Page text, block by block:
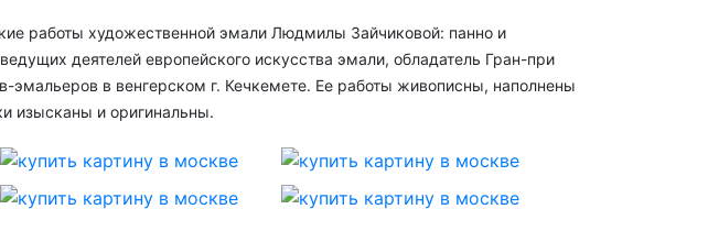
работы художественной эмали Людмилы Зайчиковой: панно и
деятелей европейского искусства эмали, обладатель Гран-при
в венгерском г. Кечкемете. Ее работы живописны, наполнены
изысканы и оригинальны.